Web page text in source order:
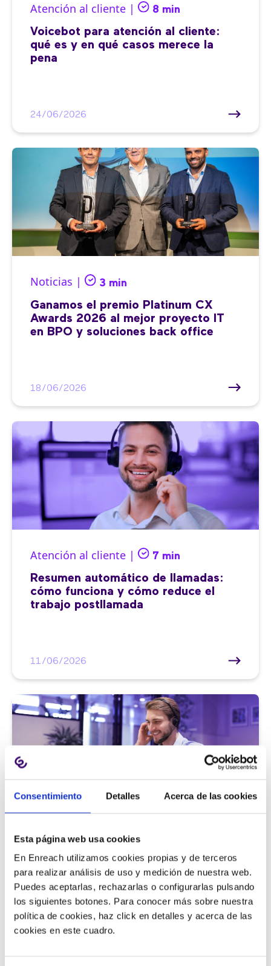
Consentimiento Detalles Acerca de las cookies
Esta página web usa cookies
En Enreach utilizamos cookies propias y de terceros
para realizar análisis de uso y medición de nuestra web.
Puedes aceptarlas, rechazarlas o configurarlas pulsando
los siguientes botones. Para conocer más sobre nuestra
política de cookies, haz click en detalles y acerca de las
cookies en este cuadro.
Atención al cliente | 8 min
Voicebot para atención al cliente:
qué es y en qué casos merece la
pena
24/06/2026
Noticias | 3 min
Ganamos el premio Platinum CX
Awards 2026 al mejor proyecto IT
en BPO y soluciones back office
18/06/2026
Atención al cliente | 7 min
Resumen automático de llamadas:
cómo funciona y cómo reduce el
trabajo postllamada
11/06/2026
9 métricas de call center para medir
la satisfacción del cliente
11/06/2026